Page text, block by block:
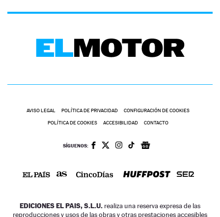
AVISO LEGAL POLÍTICA DE PRIVACIDAD CONFIGURACIÓN DE COOKIES
POLÍTICA DE COOKIES ACCESIBILIDAD CONTACTO
SÍGUENOS:
EDICIONES EL PAIS, S.L.U. realiza una reserva expresa de las
reproducciones y usos de las obras y otras prestaciones accesibles